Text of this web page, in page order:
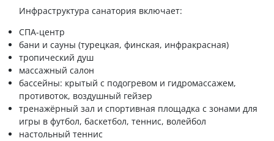
Инфраструктура санатория включает:
СПА-центр
бани и сауны (турецкая, финская, инфракрасная)
тропический душ
массажный салон
бассейны: крытый с подогревом и гидромассажем,
противоток, воздушный гейзер
тренажёрный зал и спортивная площадка с зонами для
игры в футбол, баскетбол, теннис, волейбол
настольный теннис